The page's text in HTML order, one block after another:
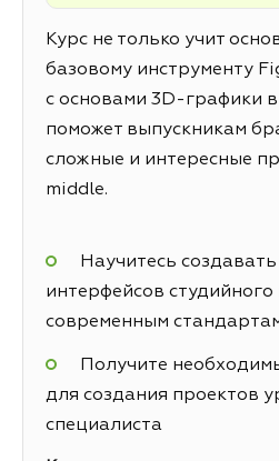
Курс не только учит
базовому инструменту
с основами 3D-графики
поможет выпускникам
сложные и интересные
middle.
Научитесь
интерфейсов студийного
современным
Получите
для создания проектов
специалиста